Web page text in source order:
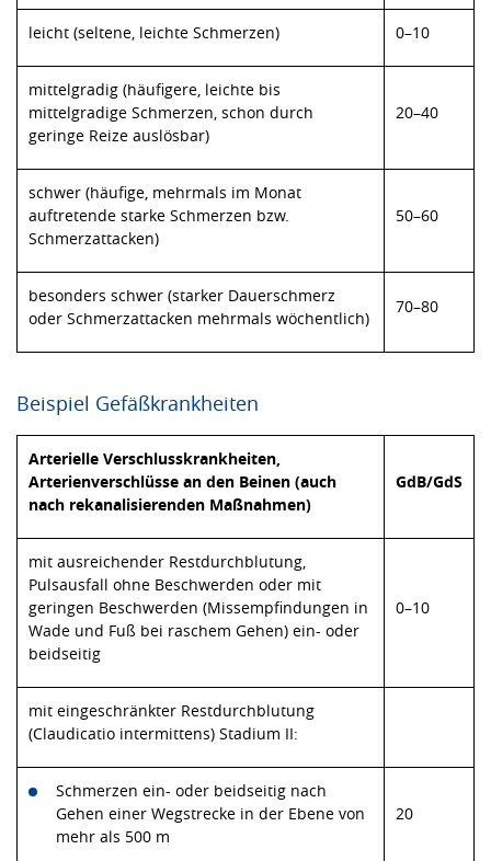
leicht (seltene, leichte Schmerzen) 0–10
mittelgradig (häufigere, leichte bis
mittelgradige Schmerzen, schon durch
geringe Reize auslösbar)
20–40
schwer (häufige, mehrmals im Monat
auftretende starke Schmerzen bzw.
Schmerzattacken)
50–60
besonders schwer (starker Dauerschmerz
oder Schmerzattacken mehrmals wöchentlich)
70–80
Beispiel Gefäßkrankheiten
Arterielle Verschlusskrankheiten,
Arterienverschlüsse an den Beinen (auch
nach rekanalisierenden Maßnahmen)
GdB/GdS
mit ausreichender Restdurchblutung,
Pulsausfall ohne Beschwerden oder mit
geringen Beschwerden (Missempfindungen in
Wade und Fuß bei raschem Gehen) ein- oder
beidseitig
0–10
mit eingeschränkter Restdurchblutung
(Claudicatio intermittens) Stadium II:
Schmerzen ein- oder beidseitig nach
Gehen einer Wegstrecke in der Ebene von
mehr als 500 m
20